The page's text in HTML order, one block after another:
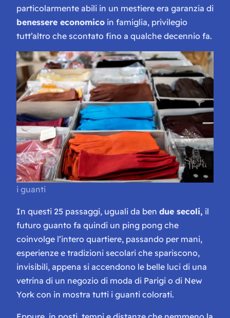
particolarmente abili in un mestiere era garanzia di
benessere economico in famiglia, privilegio
tutt’altro che scontato fino a qualche decennio fa.
i guanti
In questi 25 passaggi, uguali da ben due secoli, il
futuro guanto fa quindi un ping pong che
coinvolge l’intero quartiere, passando per mani,
esperienze e tradizioni secolari che spariscono,
invisibili, appena si accendono le belle luci di una
vetrina di un negozio di moda di Parigi o di New
York con in mostra tutti i guanti colorati.